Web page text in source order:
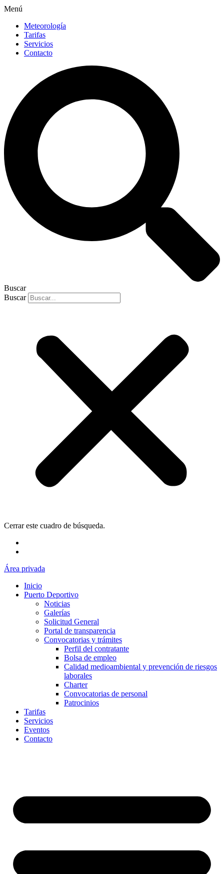
Menú
Meteorología
Tarifas
Servicios
Contacto
Buscar
Buscar
Cerrar este cuadro de búsqueda.
Área privada
Inicio
Puerto Deportivo
Noticias
Galerías
Solicitud General
Portal de transparencia
Convocatorias y trámites
Perfil del contratante
Bolsa de empleo
Calidad medioambiental y prevención de riesgos
laborales
Charter
Convocatorias de personal
Patrocinios
Tarifas
Servicios
Eventos
Contacto